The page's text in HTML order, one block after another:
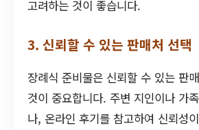
고려하는 것이 좋습니다.
3. 신뢰할 수 있는 판매처 선택
장례식 준비물은 신뢰할 수 있는 판
것이 중요합니다. 주변 지인이나 가
나, 온라인 후기를 참고하여 신뢰성